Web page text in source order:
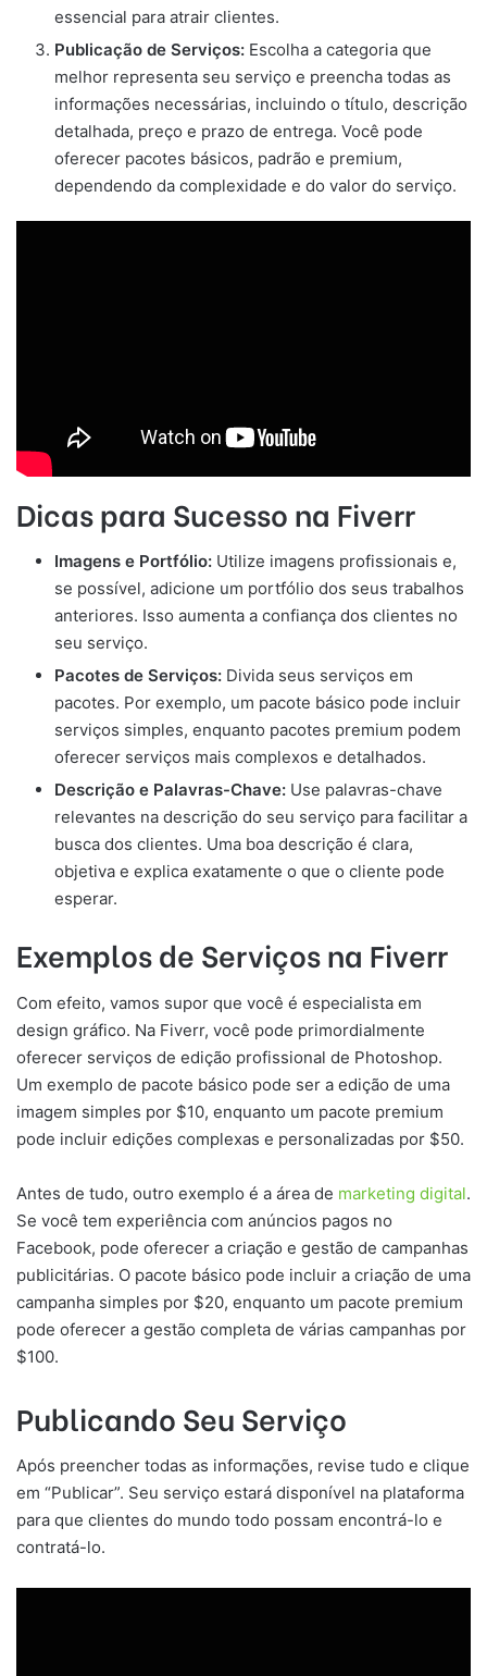
essencial para atrair clientes.
Publicação de Serviços: Escolha a categoria que
melhor representa seu serviço e preencha todas as
informações necessárias, incluindo o título, descrição
detalhada, preço e prazo de entrega. Você pode
oferecer pacotes básicos, padrão e premium,
dependendo da complexidade e do valor do serviço.
Dicas para Sucesso na Fiverr
Imagens e Portfólio: Utilize imagens profissionais e,
se possível, adicione um portfólio dos seus trabalhos
anteriores. Isso aumenta a confiança dos clientes no
seu serviço.
Pacotes de Serviços: Divida seus serviços em
pacotes. Por exemplo, um pacote básico pode incluir
serviços simples, enquanto pacotes premium podem
oferecer serviços mais complexos e detalhados.
Descrição e Palavras-Chave: Use palavras-chave
relevantes na descrição do seu serviço para facilitar a
busca dos clientes. Uma boa descrição é clara,
objetiva e explica exatamente o que o cliente pode
esperar.
Exemplos de Serviços na Fiverr
Com efeito, vamos supor que você é especialista em
design gráfico. Na Fiverr, você pode primordialmente
oferecer serviços de edição profissional de Photoshop.
Um exemplo de pacote básico pode ser a edição de uma
imagem simples por $10, enquanto um pacote premium
pode incluir edições complexas e personalizadas por $50.
Antes de tudo, outro exemplo é a área de marketing digital.
Se você tem experiência com anúncios pagos no
Facebook, pode oferecer a criação e gestão de campanhas
publicitárias. O pacote básico pode incluir a criação de uma
campanha simples por $20, enquanto um pacote premium
pode oferecer a gestão completa de várias campanhas por
$100.
Publicando Seu Serviço
Após preencher todas as informações, revise tudo e clique
em “Publicar”. Seu serviço estará disponível na plataforma
para que clientes do mundo todo possam encontrá-lo e
contratá-lo.